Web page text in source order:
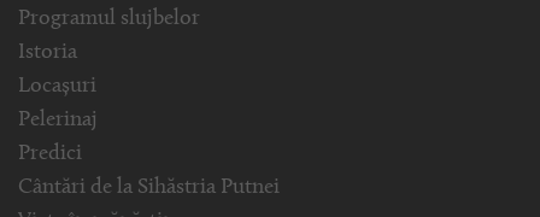
Programul slujbelor
Istoria
Locașuri
Pelerinaj
Predici
Cântări de la Sihăstria Putnei